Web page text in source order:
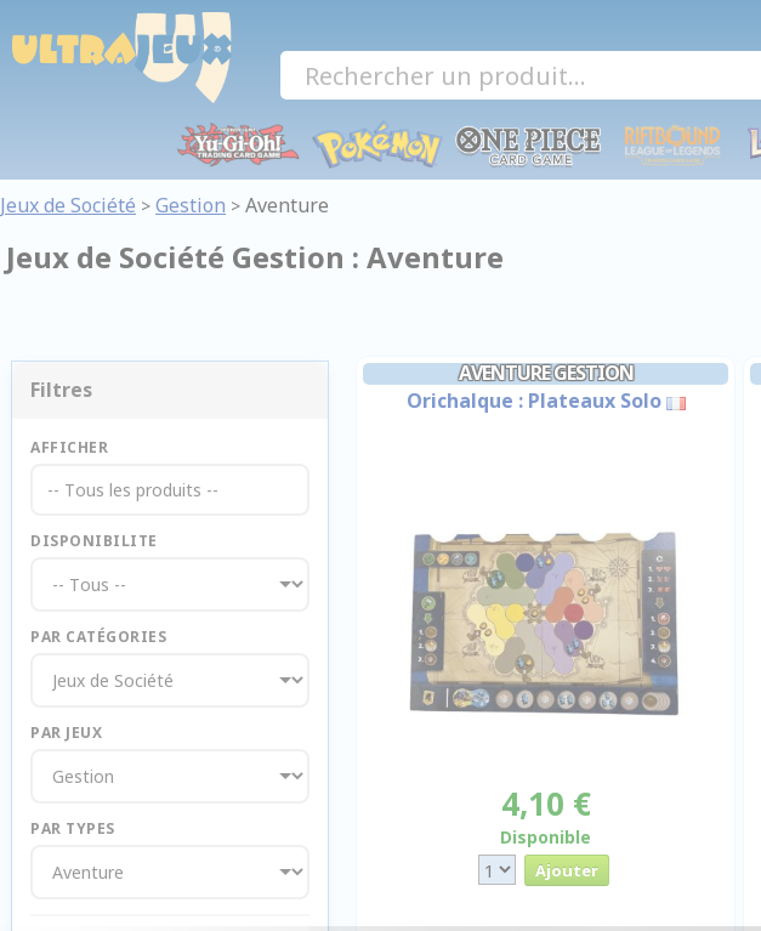
Jeux de Société > Gestion > Aventure
Jeux de Société Gestion : Aventure
Filtres
AFFICHER
-- Tous les produits --
DISPONIBILITE
PAR CATÉGORIES
PAR JEUX
PAR TYPES
AVENTURE GESTION
Orichalque : Plateaux Solo
4,10 €
Disponible
Panneau de gestion des cookies